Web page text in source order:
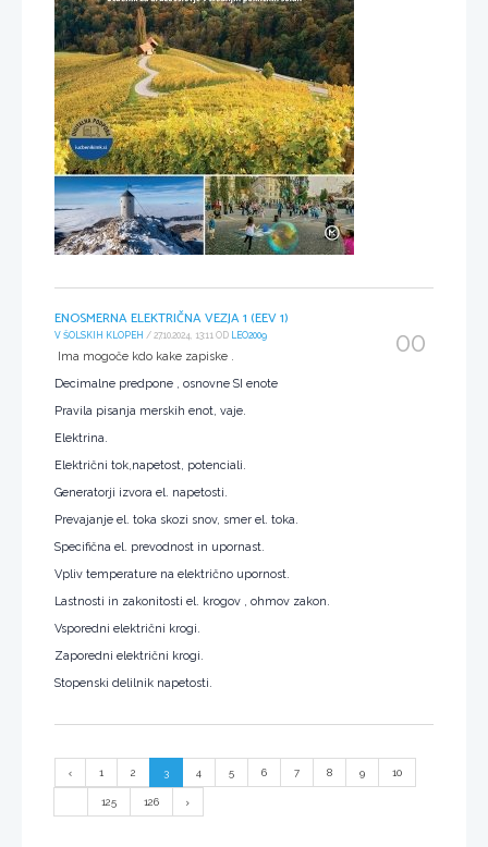
ENOSMERNA ELEKTRIČNA VEZJA 1 (EEV 1)
V ŠOLSKIH KLOPEH / 27.10.2024, 13:11 OD LEO2009
Ima mogoče kdo kake zapiske .
Decimalne predpone , osnovne SI enote
Pravila pisanja merskih enot, vaje.
Elektrina.
Električni tok,napetost, potenciali.
Generatorji izvora el. napetosti.
Prevajanje el. toka skozi snov, smer el. toka.
Specifična el. prevodnost in upornast.
Vpliv temperature na električno upornost.
Lastnosti in zakonitosti el. krogov , ohmov zakon.
Vsporedni električni krogi.
Zaporedni električni krogi.
Stopenski delilnik napetosti.
00
1 2 3 4 5 6 7 8 9 10
125 126